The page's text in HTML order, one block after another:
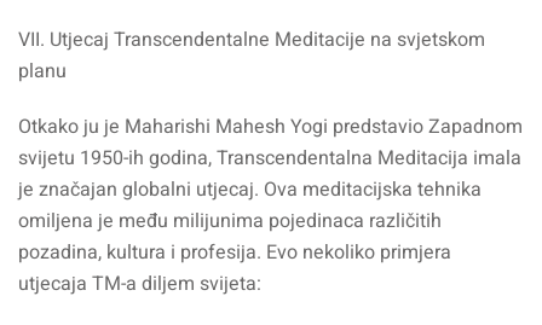
VII. Utjecaj Transcendentalne Meditacije na svjetskom
planu
Otkako ju je Maharishi Mahesh Yogi predstavio Zapadnom
svijetu 1950-ih godina, Transcendentalna Meditacija imala
je značajan globalni utjecaj. Ova meditacijska tehnika
omiljena je među milijunima pojedinaca različitih
pozadina, kultura i profesija. Evo nekoliko primjera
utjecaja TM-a diljem svijeta: